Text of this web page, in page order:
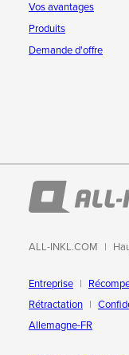
Vos avantages
Produits
Demande d'offre
ALL-INKL.COM
Entreprise
Rétractation
Allemagne-FR